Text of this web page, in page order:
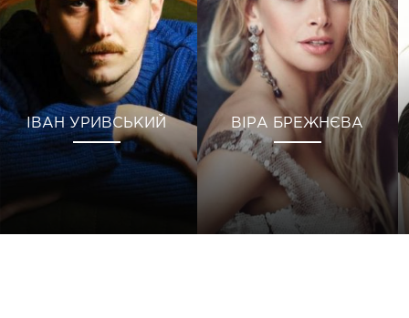
ІВАН УРИВСЬКИЙ ВІРА БРЕЖНЄВА